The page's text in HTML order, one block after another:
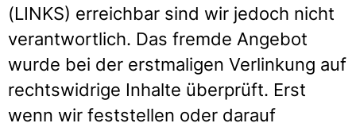
(LINKS) erreichbar sind wir jedoch nicht
verantwortlich. Das fremde Angebot
wurde bei der erstmaligen Verlinkung auf
rechtswidrige Inhalte überprüft. Erst
wenn wir feststellen oder darauf